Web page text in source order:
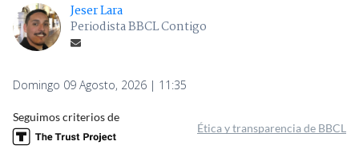
Jeser Lara
Periodista BBCL Contigo
Domingo 09 Agosto, 2026 | 11:35
Seguimos criterios de
Ética y transparencia de BBCL